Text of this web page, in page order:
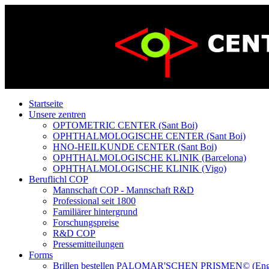
Startseite
Unsere zentren
OPTOMETRIC CENTER (Sant Boi)
OPHTHALMOLOGISCHE CENTER (Sant Boi)
HNO-HEILKUNDE CENTER (Sant Boi)
OPHTHALMOLOGISCHE KLINIK (Barcelona)
OPHTHALMOLOGISCHE KLINIK (Vigo)
Beruflichl COP
Mannschaft COP - Mannschaft R&D
Professional seit 1800
Familiärer hintergrund
Forschungspreise
R&D COP
Pressemitteilungen
Forms
Brillen bestellen PALOMAR'SCHEN PRISMEN©